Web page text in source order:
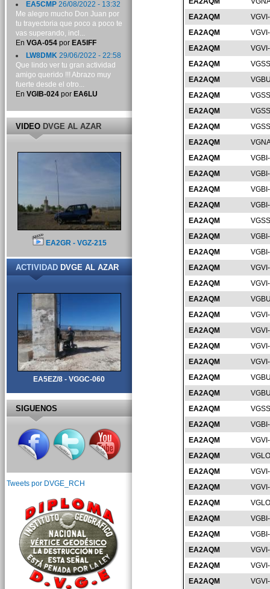
EA2AQM
EA2AQM
EA2AQM
EA2AQM
EA2AQM
EA2AQM
EA2AQM
EA2AQM
EA2AQM
EA2AQM
EA2AQM
EA2AQM
EA2AQM
EA2AQM
EA2AQM
EA2AQM
EA2AQM
EA2AQM
EA2AQM
EA2AQM
EA2AQM
EA2AQM
EA2AQM
EA2AQM
EA2AQM
EA2AQM
EA2AQM
EA2AQM
EA2AQM
EA2AQM
EA2AQM
EA2AQM
EA2AQM
EA2AQM
EA2AQM
EA2AQM
EA2AQM
EA5CMP26/08/2022 - 13:32
Me alegro mucho Don Juan por
tu trayectoria que poco a poco te
vas superando, incl...
En VGA-054por EA5IFF
LW8DMK29/06/2022 - 22:58
Que lindo ver tu gran actividad
amigo querido !!! Abrazo muy
fuerte desde el otro...
En VGIB-024por EA6LU
VIDEODVGE AL AZAR
EA2GR - VGZ-215
ACTIVIDADDVGE AL AZAR
EA5EZ/8 - VGGC-060
SIGUENOS
Tweets por DVGE_RCH